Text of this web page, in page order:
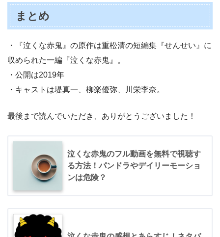
まとめ
・『泣くな赤鬼』の原作は重松清の短編集『せんせい』に
収められた一編『泣くな赤鬼』。
・公開は2019年
・キャストは堤真一、柳楽優弥、川栄李奈。
最後まで読んでいただき、ありがとうございました！
泣くな赤鬼のフル動画を無料で視聴す
る方法！パンドラやデイリーモーショ
ンは危険？